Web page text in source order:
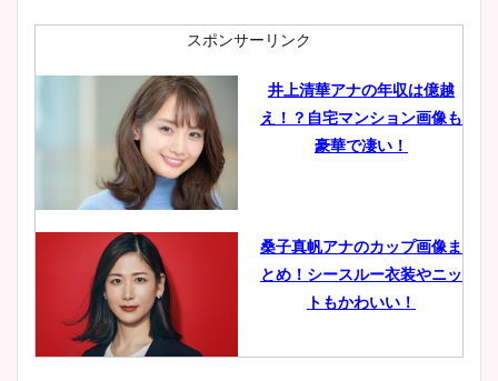
スポンサーリンク
井上清華アナの年収は億越
え！？自宅マンション画像も
豪華で凄い！
桑子真帆アナのカップ画像ま
とめ！シースルー衣装やニッ
トもかわいい！